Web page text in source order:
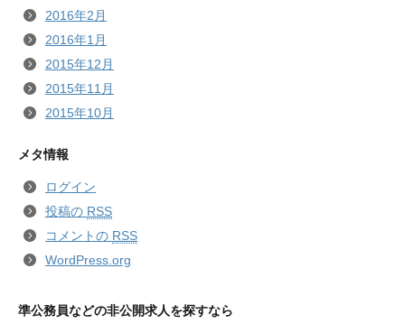
2016年2月
2016年1月
2015年12月
2015年11月
2015年10月
メタ情報
ログイン
投稿の RSS
コメントの RSS
WordPress.org
準公務員などの非公開求人を探すなら